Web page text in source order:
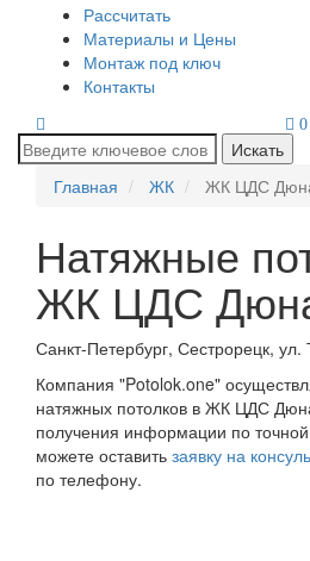
Рассчитать
Материалы и Цены
Монтаж под ключ
Контакты
0
Искать
Главная
ЖК ЖК ЦДС
Натяжные
ЖК ЦДС
Санкт-Петербург, Сестрорецк, ул.
Компания "Potolok.one"
натяжных потолков в ЖК ЦДС
получения информации по
можете оставить заявку на
по телефону.